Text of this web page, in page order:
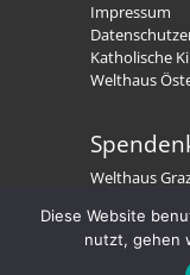
Impressum
Katholische
Welthaus
Welthaus
BIC:
Welthaus.
Diese Website
nutzt, gehen